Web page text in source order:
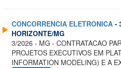
CONCORRENCIA ELETRONICA -
HORIZONTE/MG
3/2026 - MG - CONTRATACAO
PROJETOS EXECUTIVOS EM
INFORMATION MODELING) E A